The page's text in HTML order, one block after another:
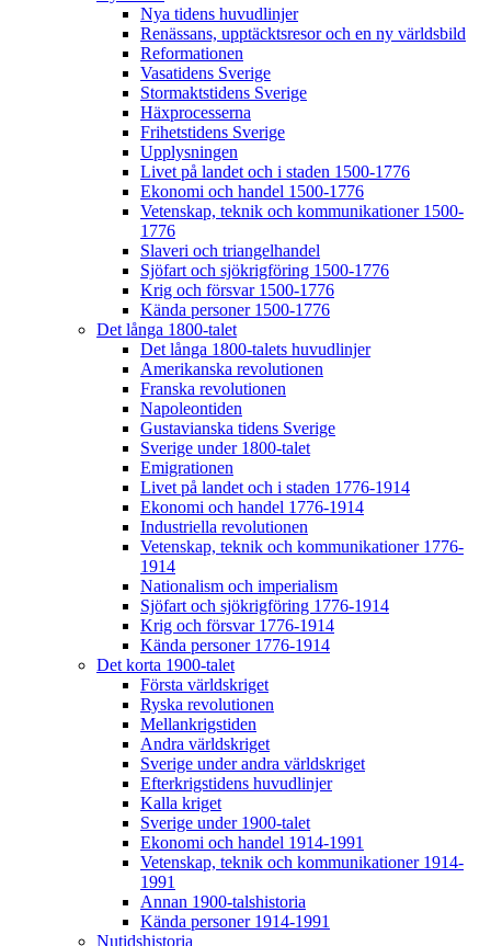
Nya tidens huvudlinjer
Renässans, upptäcktsresor och en ny världsbild
Reformationen
Vasatidens Sverige
Stormaktstidens Sverige
Häxprocesserna
Frihetstidens Sverige
Upplysningen
Livet på landet och i staden 1500-1776
Ekonomi och handel 1500-1776
Vetenskap, teknik och kommunikationer 1500-
1776
Slaveri och triangelhandel
Sjöfart och sjökrigföring 1500-1776
Krig och försvar 1500-1776
Kända personer 1500-1776
Det långa 1800-talet
Det långa 1800-talets huvudlinjer
Amerikanska revolutionen
Franska revolutionen
Napoleontiden
Gustavianska tidens Sverige
Sverige under 1800-talet
Emigrationen
Livet på landet och i staden 1776-1914
Ekonomi och handel 1776-1914
Industriella revolutionen
Vetenskap, teknik och kommunikationer 1776-
1914
Nationalism och imperialism
Sjöfart och sjökrigföring 1776-1914
Krig och försvar 1776-1914
Kända personer 1776-1914
Det korta 1900-talet
Första världskriget
Ryska revolutionen
Mellankrigstiden
Andra världskriget
Sverige under andra världskriget
Efterkrigstidens huvudlinjer
Kalla kriget
Sverige under 1900-talet
Ekonomi och handel 1914-1991
Vetenskap, teknik och kommunikationer 1914-
1991
Annan 1900-talshistoria
Kända personer 1914-1991
Nutidshistoria